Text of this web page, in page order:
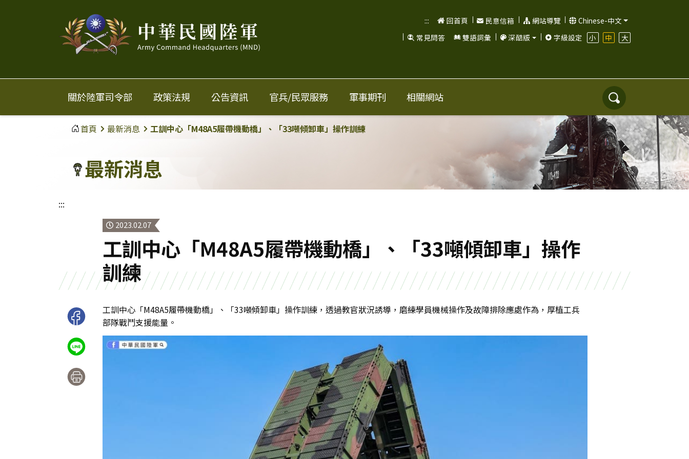
中
華
國
陸
::: 回首頁 民意信箱 網站導覽
Chinese-中文
常見問答
雙語詞彙 深酷版 字級設定 小 中 大
關於陸軍司令部 政策法規 公告資訊 官兵/民眾服務 軍事期刊 相關網站
搜
尋
首頁 最新消息 工訓中心「M48A5履帶機動橋」、「33噸傾卸車」操作訓練
最新消息
:::
2023.02.07
工訓中心「M48A5履帶機動橋」、「33噸傾卸車」操作
訓練
工訓中心「M48A5履帶機動橋」、「33噸傾卸車」操作訓練，透過教官狀況誘導，磨練學員機械操作及故障排除應處作為，厚植工兵
部隊戰鬥支援能量。